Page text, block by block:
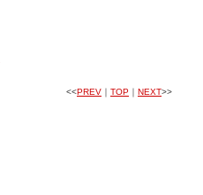
<<PREV ｜ TOP ｜ NEXT>>